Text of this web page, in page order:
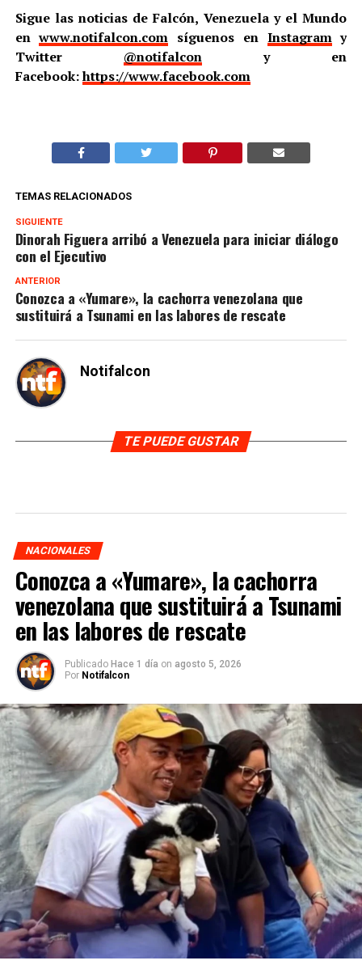
Sigue las noticias de Falcón, Venezuela y el Mundo
enwww.notifalcon.com síguenos en Instagramy
Twitter @notifalcony en
Facebook:https://www.facebook.com
TEMAS RELACIONADOS
SIGUIENTE
Dinorah Figuera arribó a Venezuela para iniciar diálogo
con el Ejecutivo
ANTERIOR
Conozca a «Yumare», la cachorra venezolana que
sustituirá a Tsunami en las labores de rescate
Notifalcon
TE PUEDE GUSTAR
NACIONALES
Conozca a «Yumare», la cachorra
venezolana que sustituirá a Tsunami
en las labores de rescate
Publicado Hace 1 día on agosto 5, 2026
Por Notifalcon